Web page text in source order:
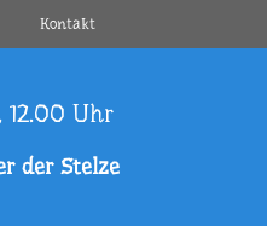
Kontakt
12.00 Uhr
der Stelze